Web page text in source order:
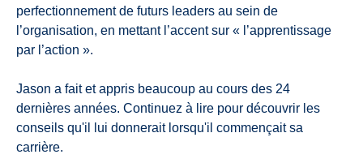
perfectionnement de futurs leaders au sein de
l’organisation, en mettant l’accent sur « l’apprentissage
par l’action ».
Jason a fait et appris beaucoup au cours des 24
dernières années. Continuez à lire pour découvrir les
conseils qu'il lui donnerait lorsqu'il commençait sa
carrière.